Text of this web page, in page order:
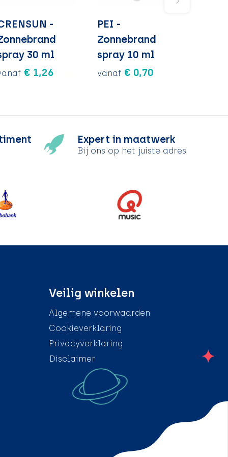
-
30 ml
€ 1,26
PEI -
Zonnebrand
spray 10 ml
vanaf € 0,70
Expert in maatwerk
Bij ons op het juiste adres
Veilig winkelen
Algemene voorwaarden
Cookieverklaring
Privacyverklaring
Disclaimer